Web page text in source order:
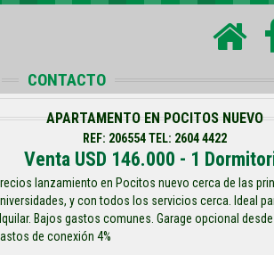
CONTACTO
APARTAMENTO EN POCITOS NUEVO
REF: 206554 TEL: 2604 4422
Venta USD 146.000 - 1
lanzamiento en Pocitos nuevo cerca de las
y con todos los servicios cerca. Ideal
Bajos gastos comunes. Garage opcional desde
de conexión 4%